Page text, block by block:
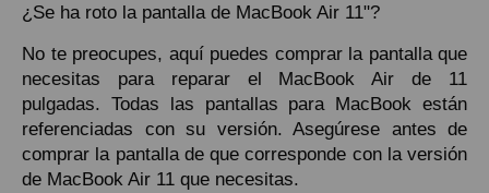
¿Se ha roto la pantalla de MacBook Air 11"?
No te preocupes, aquí puedes comprar la pantalla que
necesitas para reparar el MacBook Air de 11
pulgadas. Todas las pantallas para MacBook están
referenciadas con su versión. Asegúrese antes de
comprar la pantalla de que corresponde con la versión
de MacBook Air 11 que necesitas.